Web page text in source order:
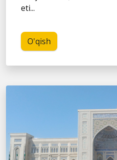
eti...
O'qish